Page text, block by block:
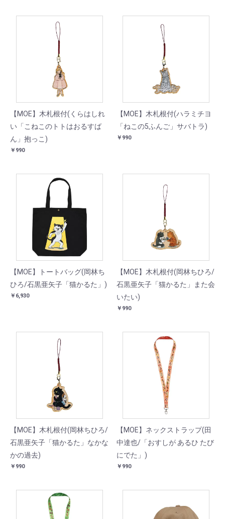
【MOE】木札根付(くらはしれ
い「こねこのトトはおるすば
ん」抱っこ)
￥990
【MOE】木札根付(ハラミチヨ
「ねこの5ふんご」サバトラ)
￥990
【MOE】トートバッグ(岡林ち
ひろ/石黒亜矢子「猫かるた」)
￥6,930
【MOE】木札根付(岡林ちひろ/
石黒亜矢子「猫かるた」また会
いたい)
￥990
【MOE】木札根付(岡林ちひろ/
石黒亜矢子「猫かるた」なかな
かの過去)
￥990
【MOE】ネックストラップ(田
中達也/「おすしが あるひ たび
にでた」)
￥990